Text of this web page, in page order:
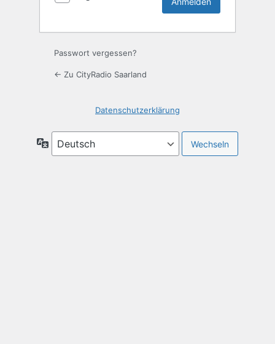
Passwort vergessen?
← Zu CityRadio Saarland
Datenschutzerklärung
Sprache